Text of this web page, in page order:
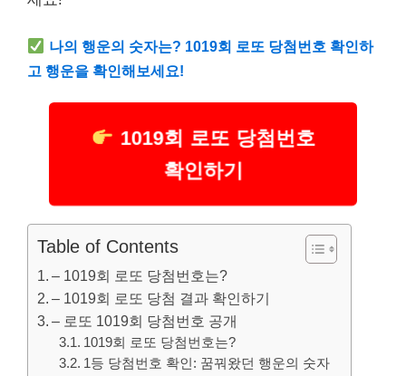
나의 행운의 숫자는? 1019회 로또 당첨번호 확인하
고 행운을 확인해보세요!
1019회 로또 당첨번호
확인하기
Table of Contents
– 1019회 로또 당첨번호는?
– 1019회 로또 당첨 결과 확인하기
– 로또 1019회 당첨번호 공개
1019회 로또 당첨번호는?
1등 당첨번호 확인: 꿈꿔왔던 행운의 숫자